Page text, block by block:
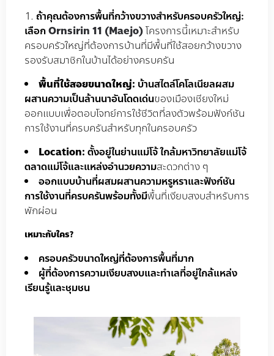
ถ้าคุณต้องการพื้นที่กว้างขวางสำหรับครอบครัวใหญ่:
เลือกOrnsirin 11 (Maejo)โครงการนี้เหมาะสำหรับ
ครอบครัวใหญ่ที่ต้องการบ้านที่มีพื้นที่ใช้สอยกว้างขวาง
รองรับสมาชิกในบ้านได้อย่างครบครัน
พื้นที่ใช้สอยขนาดใหญ่: บ้านสไตล์โคโลเนียลผสม
ผสานความเป็นล้านนาอันโดดเด่นของเมืองเชียงใหม่
ออกแบบเพื่อตอบโจทย์การใช้ชีวิตที่ลงตัวพร้อมฟังก์ชัน
การใช้งานที่ครบครันสำหรับทุกในครอบครัว
Location: ตั้งอยู่ในย่านแม่โจ้ ใกล้มหาวิทยาลัยแม่โจ้
ตลาดแม่โจ้และแหล่งอำนวยความสะดวกต่าง ๆ
ออกแบบบ้านที่ผสมผสานความหรูหราและฟังก์ชัน
การใช้งานที่ครบครันพร้อมทั้งมีพื้นที่เงียบสงบสำหรับการ
พักผ่อน
เหมาะกับใคร?
ครอบครัวขนาดใหญ่ที่ต้องการพื้นที่มาก
ผู้ที่ต้องการความเงียบสงบและทำเลที่อยู่ใกล้แหล่ง
เรียนรู้และชุมชน